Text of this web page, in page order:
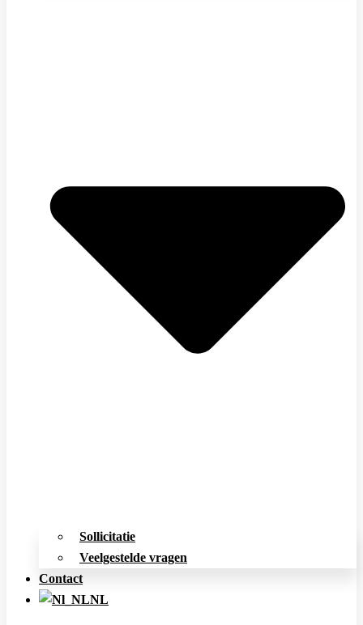
Sollicitatie
Veelgestelde vragen
Contact
NL